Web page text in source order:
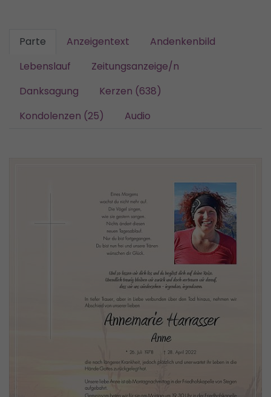
Parte Anzeigentext
Andenkenbild
Lebenslauf
Zeitungsanzeige/n
Danksagung
Kerzen (638)
Kondolenzen (25)
Audio